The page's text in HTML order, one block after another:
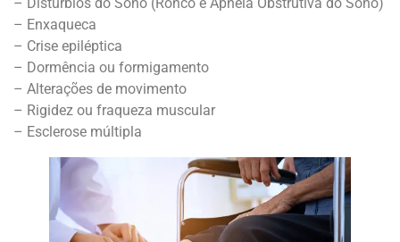
– Distúrbios do Sono (Ronco e Apneia Obstrutiva do Sono)
– Enxaqueca
– Crise epiléptica
– Dormência ou formigamento
– Alterações de movimento
– Rigidez ou fraqueza muscular
– Esclerose múltipla